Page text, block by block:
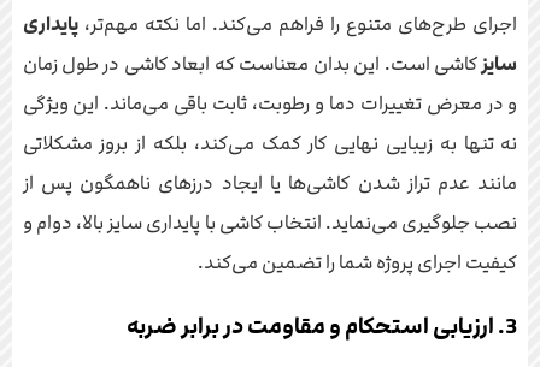
اجرای طرح‌های متنوع را فراهم می‌کند. اما نکته مهم‌تر،پایداری
سایزکاشی است. این بدان معناست که ابعاد کاشی در طول زمان
و در معرض تغییرات دما و رطوبت، ثابت باقی می‌ماند. این ویژگی
نه تنها به زیبایی نهایی کار کمک می‌کند، بلکه از بروز مشکلاتی
مانند عدم تراز شدن کاشی‌ها یا ایجاد درزهای ناهمگون پس از
نصب جلوگیری می‌نماید. انتخاب کاشی با پایداری سایز بالا، دوام و
کیفیت اجرای پروژه شما را تضمین می‌کند.
3. ارزیابی استحکام و مقاومت در برابر ضربه